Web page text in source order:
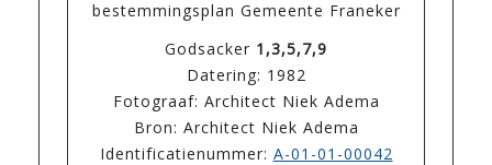
bestemmingsplan Gemeente Franeker
Godsacker 1,3,5,7,9
Datering: 1982
Fotograaf: Architect Niek Adema
Bron: Architect Niek Adema
Identificatienummer: A-01-01-00042